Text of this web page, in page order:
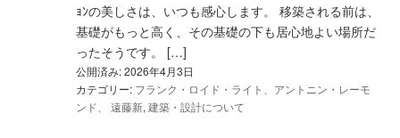
ｮﾝの美しさは、いつも感心します。 移築される前は、
基礎がもっと高く、その基礎の下も居心地よい場所だ
ったそうです。 […]
公開済み: 2026年4月3日
カテゴリー: フランク・ロイド・ライト、アントニン・レーモ
ンド、 遠藤新, 建築・設計について